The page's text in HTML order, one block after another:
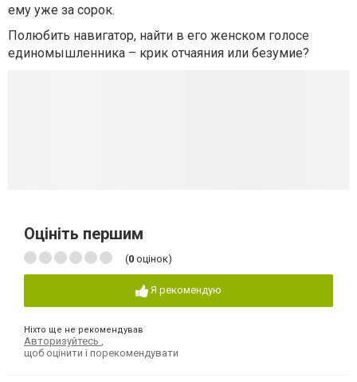
ему уже за сорок.
Полюбить навигатор, найти в его женском голосе
единомышленника – крик отчаяния или безумие?
Оцініть першим
(0 оцінок)
Я рекомендую
Ніхто ще не рекомендував
Авторизуйтесь
щоб оцінити і порекомендувати